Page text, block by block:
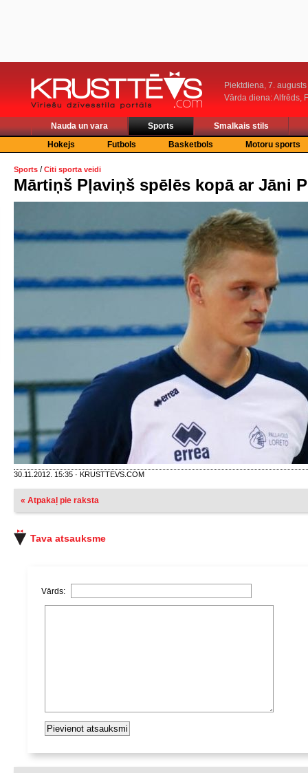
Piektdiena, 7. augusts
Vārda diena: Alfrēds,
Nauda un vara Sports
Smalkais stils
Hokejs
Futbols Basketbols Motoru sports
Sports /Citi sporta veidi
Mārtiņš Pļaviņš spēlēs kopā ar Jāni
30.11.2012. 15:35 · KRUSTTEVS.COM
« Atpakaļ pie raksta
Tava atsauksme
Vārds: